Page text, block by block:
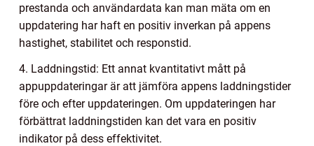
prestanda och användardata kan man mäta om en
uppdatering har haft en positiv inverkan på appens
hastighet, stabilitet och responstid.
4. Laddningstid: Ett annat kvantitativt mått på
appuppdateringar är att jämföra appens laddningstider
före och efter uppdateringen. Om uppdateringen har
förbättrat laddningstiden kan det vara en positiv
indikator på dess effektivitet.